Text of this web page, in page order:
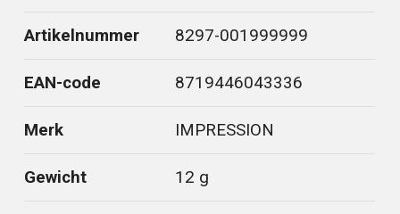
Artikelnummer 8297-001999999
EAN-code 8719446043336
Merk IMPRESSION
Gewicht 12 g